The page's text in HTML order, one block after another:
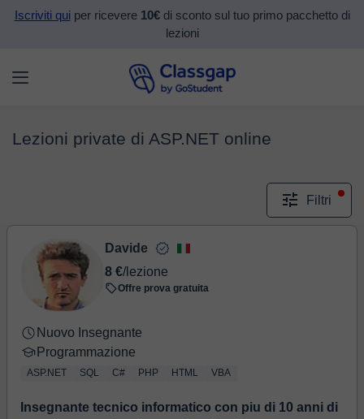
Iscriviti quiper ricevere 10€di sconto sul tuo primo pacchetto di
lezioni
Lezioni private di ASP.NET online
Filtri
Davide
8 €/lezione
Offre prova gratuita
Nuovo Insegnante
Programmazione
ASP.NET SQL C# PHP HTML VBA
Insegnante tecnico informatico con piu di 10 anni di